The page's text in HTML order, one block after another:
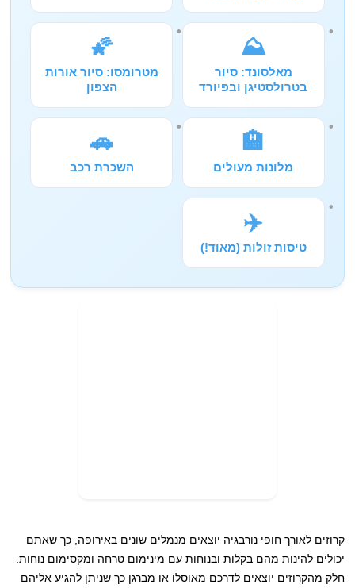
⛰️
מאלסונד: סיור
בטרולסטיגן ובפיורד
🌠
מטרומסו: סיור אורות
הצפון
🏨
מלונות מעולים
🚗
השכרת רכב
✈️
טיסות זולות (מאוד!)
קרוזים לאורך חופי נורבגיה יוצאים מנמלים שונים באירופה, כך שאתם
יכולים להינות מהם בקלות ובנוחות עם מינימום טרחה ומקסימום נוחות.
חלק מהקרוזים יוצאים לדרכם מאוסלו או מברגן כך שניתן להגיע אליהם